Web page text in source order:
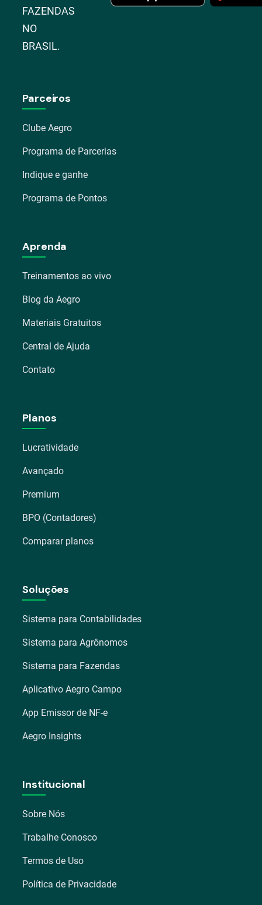
FAZENDAS
NO
BRASIL.
Parceiros
Clube Aegro
Programa de Parcerias
Indique e ganhe
Programa de Pontos
Aprenda
Treinamentos ao vivo
Blog da Aegro
Materiais Gratuitos
Central de Ajuda
Contato
Planos
Lucratividade
Avançado
Premium
BPO (Contadores)
Comparar planos
Soluções
Sistema para Contabilidades
Sistema para Agrônomos
Sistema para Fazendas
Aplicativo Aegro Campo
App Emissor de NF-e
Aegro Insights
Institucional
Sobre Nós
Trabalhe Conosco
Termos de Uso
Política de Privacidade